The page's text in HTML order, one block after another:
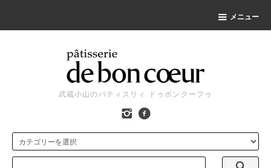
メニュー
武蔵小山のパティスリィ ドゥボンクーフゥ